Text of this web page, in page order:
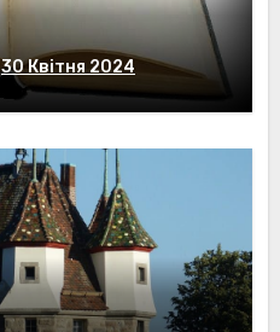
30 Квітня 2024